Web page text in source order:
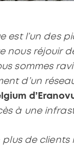
est l’un des
nous réjouir
sommes
d’un
à une
plus de clients